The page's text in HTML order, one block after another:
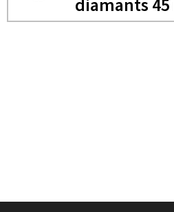
COURONNE